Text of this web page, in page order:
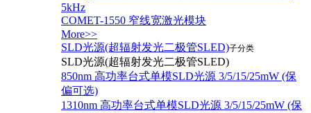
5kHz
COMET-1550 窄线宽激光模块
More>>
SLD光源(超辐射发光二极管SLED)子分类
SLD光源(超辐射发光二极管SLED)
850nm 高功率台式单模SLD光源 3/5/15/25mW (保
偏可选)
1310nm 高功率台式单模SLD光源 3/5/15/25mW (保